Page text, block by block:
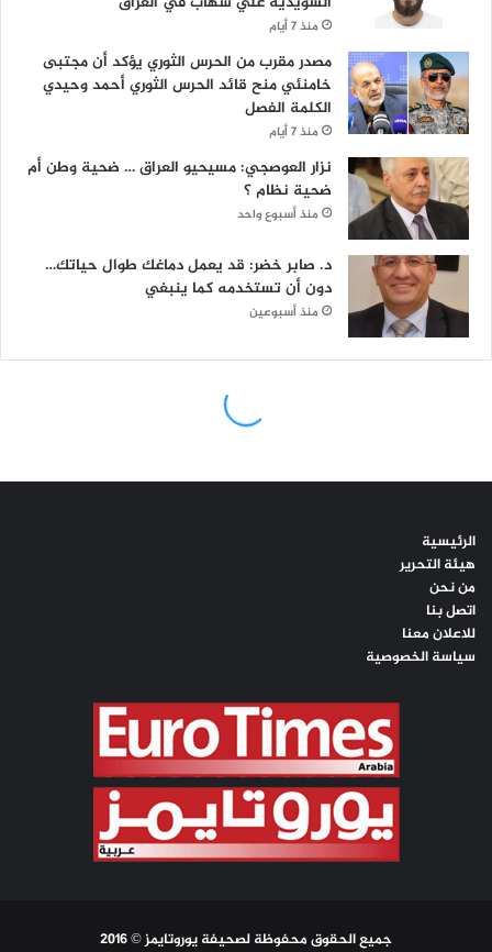
الرئيسية
هيئة التحرير
من نحن
اتصل بنا
للاعلان معنا
سياسة الخصوصية
جميع الحقوق محفوظة لصحيفة يوروتايمز © 2016